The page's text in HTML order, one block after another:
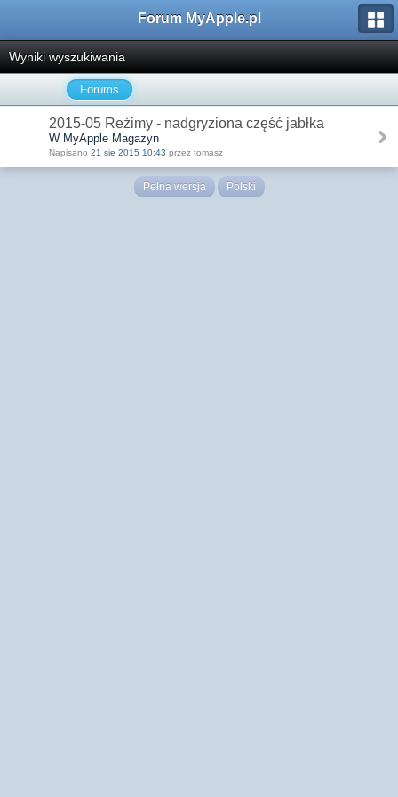
Forum MyApple.pl
Wyniki wyszukiwania
Forums
2015-05 Reżimy - nadgryziona część jabłka
W MyApple Magazyn
Napisano 21 sie 2015 10:43 przez tomasz
Pełna wersja Polski